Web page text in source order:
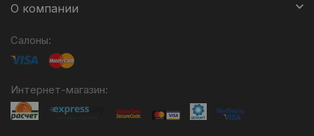
О компании
Салоны:
Интернет-магазин: